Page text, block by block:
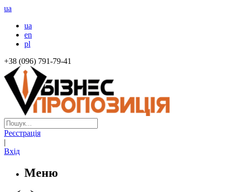
ua
ua
en
pl
+38 (096) 791-79-41
Реєстрація
|
Вхід
Меню